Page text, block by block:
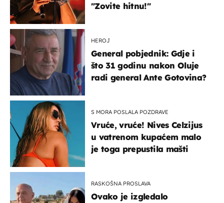
"Zovite hitnu!"
HEROJ
General pobjednik: Gdje i
što 31 godinu nakon Oluje
radi general Ante Gotovina?
S MORA POSLALA POZDRAVE
Vruće, vruće! Nives Celzijus
u vatrenom kupaćem malo
je toga prepustila mašti
RASKOŠNA PROSLAVA
Ovako je izgledalo